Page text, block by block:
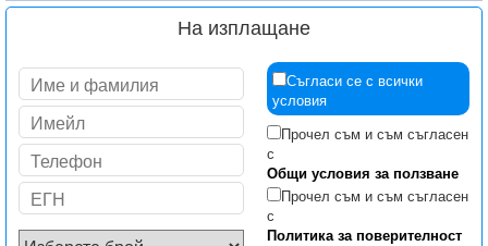
На изплащане
Съгласи се с всички
условия
Прочел съм и съм съгласен
с
Общи условия за ползване
Прочел съм и съм съгласен
с
Политика за поверителност